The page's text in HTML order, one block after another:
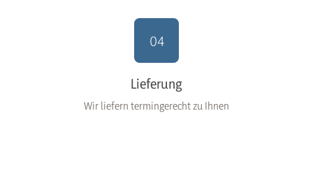
04
Lieferung
Wir liefern termingerecht zu Ihnen